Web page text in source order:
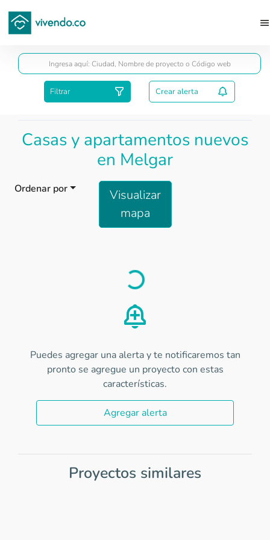
Filtrar Crear alerta
Casas y apartamentos nuevos
en Melgar
Ordenar por
Visualizar
mapa
Load
Puedes agregar una alerta y te notificaremos tan
pronto se agregue un proyecto con estas
características.
Agregar alerta
Proyectos similares